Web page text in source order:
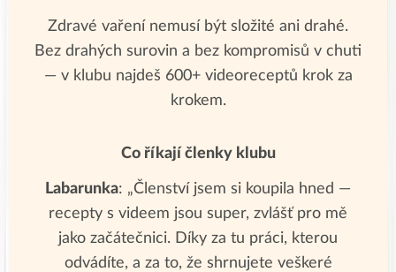
Zdravé vaření nemusí být složité ani drahé.
Bez drahých surovin a bez kompromisů v chuti
— v klubu najdeš 600+ videoreceptů krok za
krokem.
Co říkají členky klubu
Labarunka: „Členství jsem si koupila hned —
recepty s videem jsou super, zvlášť pro mě
jako začátečnici. Díky za tu práci, kterou
odvádíte, a za to, že shrnujete veškeré